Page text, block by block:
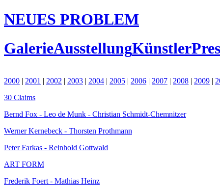
NEUES PROBLEM
GalerieAusstellungKünstler
2000 | 2001 | 2002 | 2003 | 2004 | 2005 | 2006 | 2007 | 2008 | 2009 |
30 Claims
Bernd Fox - Leo de Munk - Christian Schmidt-Chemnitzer
Werner Kernebeck - Thorsten Prothmann
Peter Farkas - Reinhold Gottwald
ART FORM
Frederik Foert - Mathias Heinz